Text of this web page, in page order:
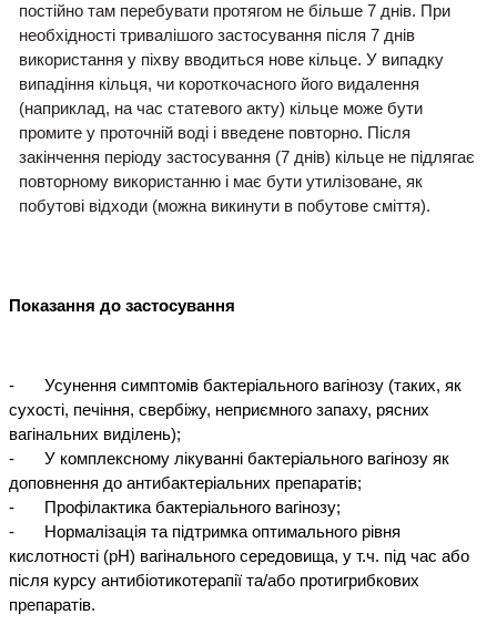
постійно там перебувати протягом не більше 7 днів. При
необхідності тривалішого застосування після 7 днів
використання у піхву вводиться нове кільце. У випадку
випадіння кільця, чи короткочасного його видалення
(наприклад, на час статевого акту) кільце може бути
промите у проточній воді і введене повторно. Після
закінчення періоду застосування (7 днів) кільце не підлягає
повторному використанню і має бути утилізоване, як
побутові відходи (можна викинути в побутове сміття).
Показання до застосування
-
Усунення симптомів бактеріального вагінозу (таких, як
сухості, печіння, свербіжу, неприємного запаху, рясних
вагінальних виділень);
-
У комплексному лікуванні бактеріального вагінозу як
доповнення до антибактеріальних препаратів;
-
Профілактика бактеріального вагінозу;
-
Нормалізація та підтримка оптимального рівня
кислотності (рН) вагінального середовища, у т.ч. під час або
після курсу антибіотикотерапії та/або протигрибкових
препаратів.